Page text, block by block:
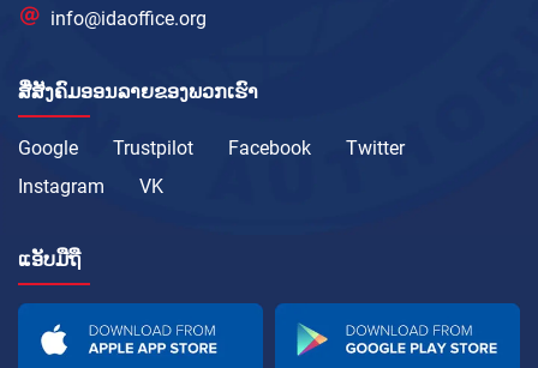
info@idaoffice.org
ສື່ສັງຄົມອອນລາຍຂອງພວກເຮົາ
Google Trustpilot Facebook
Twitter
Instagram
VK
ແອັບມືຖື